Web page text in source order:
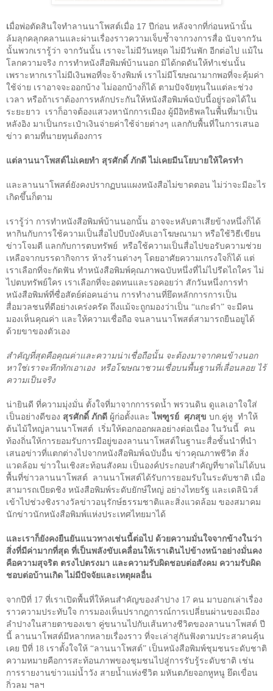
เมื่อพ่อตัดสินใจทำลานนาโพสต์เมื่อ 17 ปีก่อน หลังจากที่ก่อนหน้านั้น
ล้มลุกคลุกคลานและผ่านเรื่องราวความเจ็บช้ำจากวงการสื่อ นับจากวัน
นั้นพวกเรารู้ว่า จากวันนั้น เราจะไม่มีวันหยุด ไม่มีวันพัก อีกต่อไป แม้ใน
โลกความจริง การทำหนังสือพิมพ์บ้านนอก มิได้กดดันให้ทำเช่นนั้น
เพราะหากเราไม่มีเงินพอที่จะจ้างพิมพ์ เราไม่มีโฆษณามากพอที่จะคุ้มค่า
ใช้จ่าย เราอาจจะออกบ้าง ไม่ออกบ้างก็ได้ ตามปัจจัยทุนในแต่ละช่วง
เวลา หรือถ้าเราต้องการหลักประกันให้หนังสือพิมพ์ฉบับนี้อยู่รอดได้ใน
ระยะยาว เราก็อาจต้องแสวงหานักการเมือง ผู้มีอิทธิพลในพื้นที่มาเป็น
หลังอิง มาเป็นกระเป๋าเงินจ่ายค่าใช้จ่ายต่างๆ แลกกับพื้นที่ในการเสนอ
ข่าว ตามที่นายทุนต้องการ
แต่ลานนาโพสต์ไม่เคยทำ สุรศักดิ์ ภักดี ไม่เคยมีนโยบายให้ใครทำ
และลานนาโพสต์ยังคงปรากฏบนแผงหนังสือไม่ขาดตอน ไม่ว่าจะมีอะไร
เกิดขึ้นก็ตาม
เรารู้ว่า การทำหนังสือพิมพ์บ้านนอกนั้น อาจจะหลับตาเสียข้างหนึ่งก็ได้
หากินกับการใช้ความเป็นสื่อไปบีบบังคับเอาโฆษณามา หรือใช้วิธีเขียน
ข่าวโจมตี แลกกับการตบทรัพย์ หรือใช้ความเป็นสื่อไปขอรับความช่วย
เหลือจากบรรดากิจการ ห้างร้านต่างๆ โดยอาศัยความเกรงใจก็ได้ แต่
เราเลือกที่จะกัดฟัน ทำหนังสือพิมพ์คุณภาพฉบับหนึ่งที่ไม่ไปรีดไถใคร ไม่
ไปตบทรัพย์ใคร เราเลือกที่จะอดทนและรอคอยว่า สักวันหนึ่งการทำ
หนังสือพิมพ์ที่ซื่อสัตย์ต่อคนอ่าน การทำงานที่ยึดหลักการการเป็น
สื่อมวลชนที่ดีอย่างเคร่งครัด ถึงแม้จะถูกมองว่าเป็น “แกะดำ” จะมีคน
มองเห็นคุณค่า และให้ความเชื่อถือ จนลานนาโพสต์สามารถยืนอยูได้
ด้วยขาของตัวเอง
สำคัญที่สุดคือคุณค่าและความน่าเชื่อถือนั้น จะต้องมาจากคนข้างนอก
หาใช่เราจะทึกทักเอาเอง หรือโฆษณาชวนเชื่อบนพื้นฐานที่เลื่อนลอย ไร้
ความเป็นจริง
น่ายินดี ที่ความมุ่งมั่น ตั้งใจที่มาจากการรดน้ำ พรวนดิน ดูแลเอาใจใส่
เป็นอย่างดีของ สุรศักดิ์ ภักดี ผู้ก่อตั้งและ ไพฑูรย์ ศุภสุข บก.คู่หู ทำให้
ต้นไม้ใหญ่ลานนาโพสต์ เริ่มให้ดอกออกผลอย่างต่อเนื่อง ในวันนี้ คน
ท้องถิ่นให้การยอมรับการมีอยู่ของลานนาโพสต์ในฐานะสื่อชั้นนำที่นำ
เสนอข่าวที่แตกต่างไปจากหนังสือพิมพ์ฉบับอื่น ข่าวคุณภาพชีวิต สิ่ง
แวดล้อม ข่าวในเชิงสะท้อนสังคม เป็นองค์ประกอบสำคัญที่ขาดไม่ได้บน
พื้นที่ข่าวลานนาโพสต์ ลานนาโพสต์ได้รับการยอมรับในระดับชาติ เมื่อ
สามารถเบียดชิง หนังสือพิมพ์ระดับยักษ์ใหญ่ อย่างไทยรัฐ และเดลินิวส์
เข้าไปช่วงชิงรางวัลข่าวอนุรักษ์ธรรมชาติและสิ่งแวดล้อม ของสมาคม
นักข่าวนักหนังสือพิมพ์แห่งประเทศไทยมาได้
และเราก็ยังคงยืนยันแนวทางเช่นนี้ต่อไป ด้วยความมั่นใจจากข้างในว่า
สิ่งที่มีค่ามากที่สุด ที่เป็นพลังขับเคลื่อนให้เราเดินไปข้างหน้าอย่างมั่นคง
คือความสุจริต ตรงไปตรงมา และความรับผิดชอบต่อสังคม ความรับผิด
ชอบต่อบ้านเกิด ไม่มีปัจจัยและเหตุผลอื่น
จากปีที่ 17 ที่เราเปิดพื้นที่ให้คนสำคัญของลำปาง 17 คน มาบอกเล่าเรื่อง
ราวความประทับใจ การมองเห็นปรากฎการณ์การเปลี่ยนผ่านของเมือง
ลำปางในสายตาของเขา คู่ขนานไปกับเส้นทางชีวิตของลานนาโพสต์ ปี
นี้ ลานนาโพสต์มีหลากหลายเรื่องราว ที่จะเล่าสู่กันฟังตามประสาคนคุ้น
เคย ปีที่ 18 เราตั้งใจให้ “ลานนาโพสต์” เป็นหนังสือพิมพ์ชุมชนระดับชาติ
ความหมายคือการสะท้อนภาพของชุมชนไปสู่การรับรู้ระดับชาติ เช่น
การรายงานข่าวแม่น้ำวัง สายน้ำแห่งชีวิต มหันตภัยจอกหูหนู ยึดเขื่อน
กิ่วลม ฯลฯ